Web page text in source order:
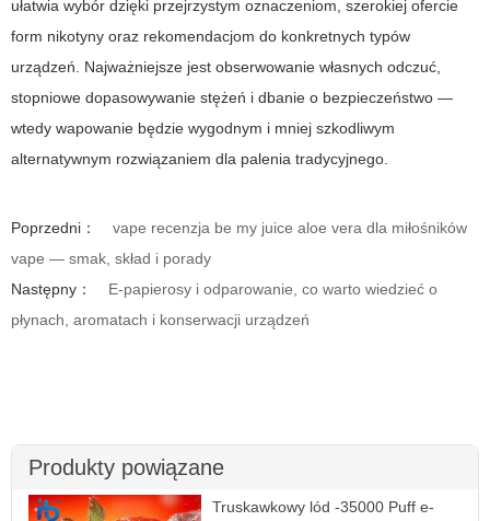
ułatwia wybór dzięki przejrzystym oznaczeniom, szerokiej ofercie
form nikotyny oraz rekomendacjom do konkretnych typów
urządzeń. Najważniejsze jest obserwowanie własnych odczuć,
stopniowe dopasowywanie stężeń i dbanie o bezpieczeństwo —
wtedy wapowanie będzie wygodnym i mniej szkodliwym
alternatywnym rozwiązaniem dla palenia tradycyjnego.
Poprzedni：
vape recenzja be my juice aloe vera dla miłośników
vape — smak, skład i porady
Następny：
E-papierosy i odparowanie, co warto wiedzieć o
płynach, aromatach i konserwacji urządzeń
Produkty powiązane
Truskawkowy lód -35000 Puff e-